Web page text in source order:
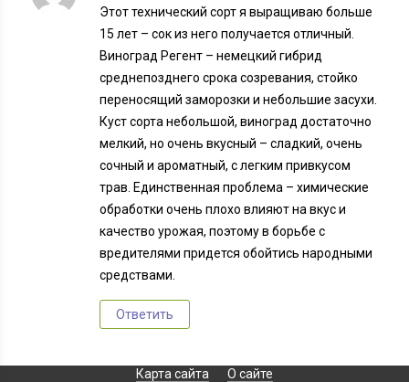
Этот технический сорт я выращиваю больше
15 лет – сок из него получается отличный.
Виноград Регент – немецкий гибрид
среднепозднего срока созревания, стойко
переносящий заморозки и небольшие засухи.
Куст сорта небольшой, виноград достаточно
мелкий, но очень вкусный – сладкий, очень
сочный и ароматный, с легким привкусом
трав. Единственная проблема – химические
обработки очень плохо влияют на вкус и
качество урожая, поэтому в борьбе с
вредителями придется обойтись народными
средствами.
Ответить
Карта сайта О сайте